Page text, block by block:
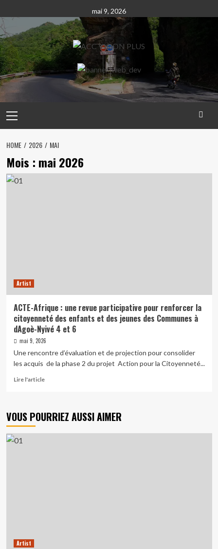
to
content
mai 9, 2026
Menu
HOME 2026 MAI
Mois : mai 2026
Artist
ACTE-Afrique : une revue participative pour renforcer la
citoyenneté des enfants et des jeunes des Communes à
dAgoè-Nyivé 4 et 6
mai 9, 2026
Une rencontre d’évaluation et de projection pour consolider
les acquis de la phase 2 du projet Action pour la Citoyenneté...
Lire l'articleRead
Afrique
une
VOUS POURRIEZ AUSSI AIMER
Artist